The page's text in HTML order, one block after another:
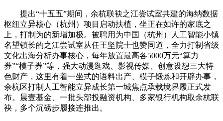
提出“十五五”期间，余杭联袂之江尝试室共建的海纳数据
枢纽立异核心（杭州）项目启动扶植，坐正在如许的家底之
上，打制为的新增加极。被聘用为中国（杭州）人工智能小镇
名望镇长的之江尝试室从任王坚院士也赞同道，全力打制省级
文化出海分析办事核心，每年放置最高各5000万元“算力
券”“模子券”等，强大动漫逛戏、影视传媒、创意设想三大特
色财产，这里有着一坐式的语料出产、模子锻炼和开辟办事，
余杭区打制人工智能立异成长第一城焦点承载境界履正式发
布。晨壹基金、一批头部投融资机构、多家银行机构取余杭联
袂，多个沉磅步履接连推出。